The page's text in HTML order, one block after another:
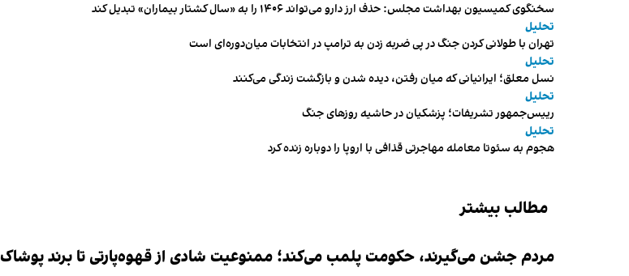
سخنگوی کمیسیون بهداشت مجلس: حذف ارز دارو می‌تواند ۱۴۰۶ را به «سال کشتار بیماران» تبدیل کند
تحلیل
تهران با طولانی کردن جنگ در پی ضربه زدن به ترامپ در انتخابات میان‌دوره‌ای است
تحلیل
نسل معلق؛ ایرانیانی که میان رفتن، دیده شدن و بازگشت زندگی می‌کنند
تحلیل
رییس‌جمهور تشریفات؛ پزشکیان در حاشیه روزهای جنگ
تحلیل
هجوم به سئوتا معامله مهاجرتی قذافی با اروپا را دوباره زنده کرد
مطالب بیشتر
مردم جشن می‌گیرند، حکومت پلمب می‌کند؛ ممنوعیت شادی از قهوه‌پارتی تا برند پوشاک